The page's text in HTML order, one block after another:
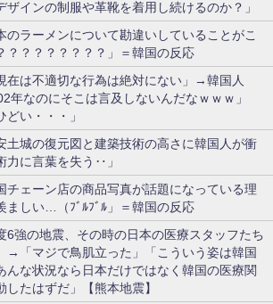
ザインの制服や革靴を着用し続けるのか？」
のラーメンについて勘違いしていることがこ
？？？？？？？」＝韓国の反応
在は不適切な行為は絶対にない」→韓国人
年なのにそこは言及しないんだなｗｗｗ」
どい・・・」
土城の復元図と建築技術の高さに韓国人が衝
に言葉を失う‥」
チェーン店の商品写真が話題になっている理
しい…（ﾌﾞﾙﾌﾞﾙ」＝韓国の反応
6強の地震、その時の日本の医療スタッフたち
→「マジで鳥肌立った」「こういう姿は韓国
んな状況なら日本だけではなく韓国の医療関
たはずだ」【熊本地震】